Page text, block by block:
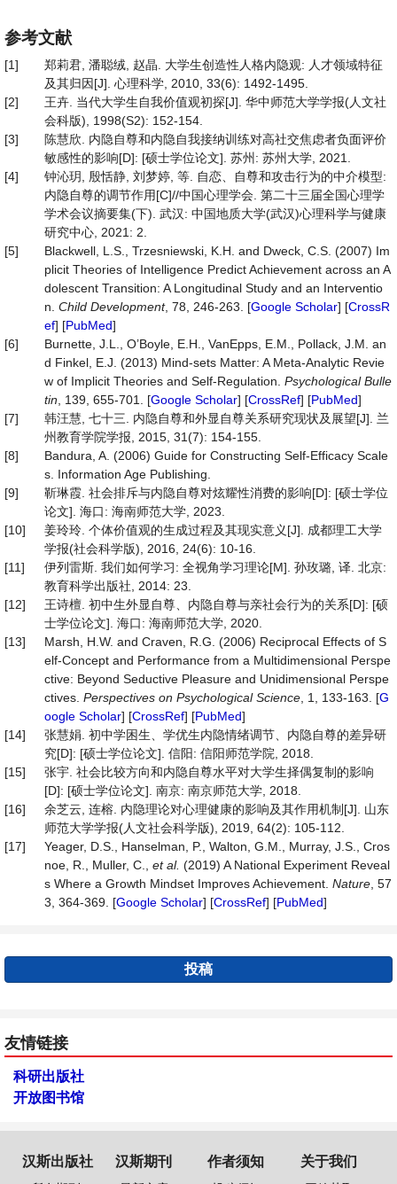
参考文献
[1]
郑莉君, 潘聪绒, 赵晶. 大学生创造性人格内隐观: 人才领域特征
及其归因[J]. 心理科学, 2010, 33(6): 1492-1495.
[2]
王卉. 当代大学生自我价值观初探[J]. 华中师范大学学报(人文社
会科版), 1998(S2): 152-154.
[3]
陈慧欣. 内隐自尊和内隐自我接纳训练对高社交焦虑者负面评价
敏感性的影响[D]: [硕士学位论文]. 苏州: 苏州大学, 2021.
[4]
钟沁玥, 殷恬静, 刘梦婷, 等. 自恋、自尊和攻击行为的中介模型:
内隐自尊的调节作用[C]//中国心理学会. 第二十三届全国心理学
学术会议摘要集(下). 武汉: 中国地质大学(武汉)心理科学与健康
研究中心, 2021: 2.
[5]
Blackwell, L.S., Trzesniewski, K.H. and Dweck, C.S. (2007) Im
plicit Theories of Intelligence Predict Achievement across an A
dolescent Transition: A Longitudinal Study and an Interventio
n. Child Development, 78, 246-263. [Google Scholar] [CrossR
ef] [PubMed]
[6]
Burnette, J.L., O’Boyle, E.H., VanEpps, E.M., Pollack, J.M. an
d Finkel, E.J. (2013) Mind-sets Matter: A Meta-Analytic Revie
w of Implicit Theories and Self-Regulation. Psychological Bulle
tin , 139, 655-701. [Google Scholar] [CrossRef] [PubMed]
[7]
韩汪慧, 七十三. 内隐自尊和外显自尊关系研究现状及展望[J]. 兰
州教育学院学报, 2015, 31(7): 154-155.
[8]
Bandura, A. (2006) Guide for Constructing Self-Efficacy Scale
s. Information Age Publishing.
[9]
靳琳霞. 社会排斥与内隐自尊对炫耀性消费的影响[D]: [硕士学位
论文]. 海口: 海南师范大学, 2023.
[10]
姜玲玲. 个体价值观的生成过程及其现实意义[J]. 成都理工大学
学报(社会科学版), 2016, 24(6): 10-16.
[11]
伊列雷斯. 我们如何学习: 全视角学习理论[M]. 孙玫璐, 译. 北京:
教育科学出版社, 2014: 23.
[12]
王诗檀. 初中生外显自尊、内隐自尊与亲社会行为的关系[D]: [硕
士学位论文]. 海口: 海南师范大学, 2020.
[13]
Marsh, H.W. and Craven, R.G. (2006) Reciprocal Effects of S
elf-Concept and Performance from a Multidimensional Perspe
ctive: Beyond Seductive Pleasure and Unidimensional Perspe
ctives. Perspectives on Psychological Science , 1, 133-163. [G
oogle Scholar] [CrossRef] [PubMed]
[14]
张慧娟. 初中学困生、学优生内隐情绪调节、内隐自尊的差异研
究[D]: [硕士学位论文]. 信阳: 信阳师范学院, 2018.
[15]
张宇. 社会比较方向和内隐自尊水平对大学生择偶复制的影响
[D]: [硕士学位论文]. 南京: 南京师范大学, 2018.
[16]
余芝云, 连榕. 内隐理论对心理健康的影响及其作用机制[J]. 山东
师范大学学报(人文社会科学版), 2019, 64(2): 105-112.
[17]
Yeager, D.S., Hanselman, P., Walton, G.M., Murray, J.S., Cros
noe, R., Muller, C., et al. (2019) A National Experiment Reveal
s Where a Growth Mindset Improves Achievement. Nature , 57
3, 364-369. [Google Scholar] [CrossRef] [PubMed]
投稿
友情链接
科研出版社
开放图书馆
汉斯出版社 汉斯期刊 作者须知 关于我们